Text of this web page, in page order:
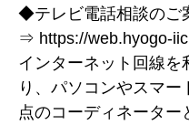
◆テレビ電話相談のご
⇒ https://web.hyogo-
インターネット回線を
り、パソコンやスマ
点のコーディネーター